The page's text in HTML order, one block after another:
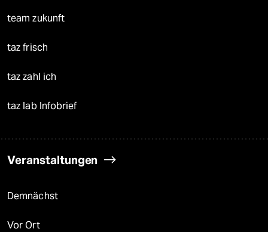
team zukunft
taz frisch
taz zahl ich
taz lab Infobrief
Veranstaltungen
Demnächst
Vor Ort